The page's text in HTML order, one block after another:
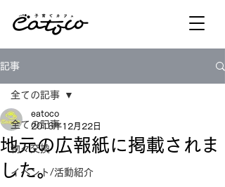
記事
全ての記事
物々交換
イベント/活動紹介
全ての記事
地元の広報紙に掲載されま
した。
eatoco
2016年12月22日